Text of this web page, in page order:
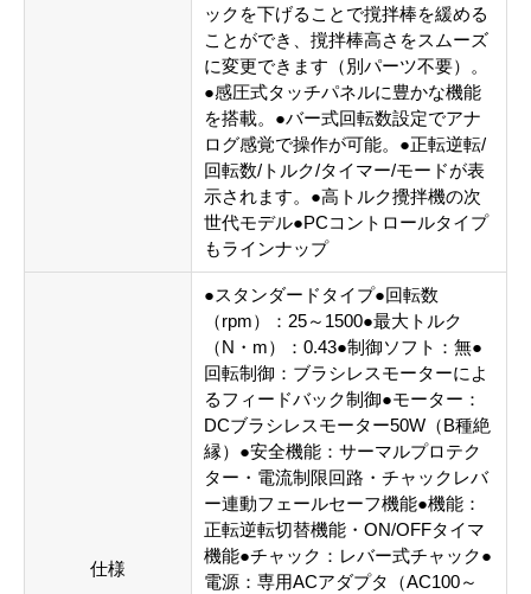
ックを下げることで撹拌棒を緩める
ことができ、撹拌棒高さをスムーズ
に変更できます（別パーツ不要）。
●感圧式タッチパネルに豊かな機能
を搭載。●バー式回転数設定でアナ
ログ感覚で操作が可能。●正転逆転/
回転数/トルク/タイマー/モードが表
示されます。●高トルク攪拌機の次
世代モデル●PCコントロールタイプ
もラインナップ
仕様
●スタンダードタイプ●回転数
（rpm）：25～1500●最大トルク
（N・m）：0.43●制御ソフト：無●
回転制御：ブラシレスモーターによ
るフィードバック制御●モーター：
DCブラシレスモーター50W（B種絶
縁）●安全機能：サーマルプロテク
ター・電流制限回路・チャックレバ
ー連動フェールセーフ機能●機能：
正転逆転切替機能・ON/OFFタイマ
機能●チャック：レバー式チャック●
電源：専用ACアダプタ（AC100～